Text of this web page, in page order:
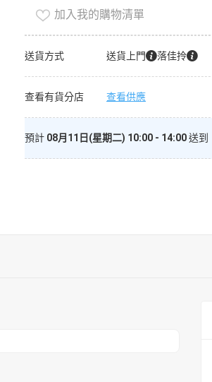
產
品
加入我的購物清單
送貨方式 送貨上門 落佳拎
查看有貨分店 查看供應
預計 08月11日(星期二) 10:00 - 14:00送到